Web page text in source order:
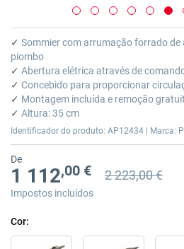
Saltar
para
o
início
da
Galeria
de
imagens
✓ Sommier com arrumação forrado de
piombo
✓ Abertura elétrica através de
✓ Concebido para proporcionar
✓ Montagem incluída e remoção
✓ Altura: 35 cm
Identificador do produto: AP12434 | Marca:
De
1 112,00 € Preço anterior
Preço anterior 2
2 223,00 €
Impostos incluídos
Cor